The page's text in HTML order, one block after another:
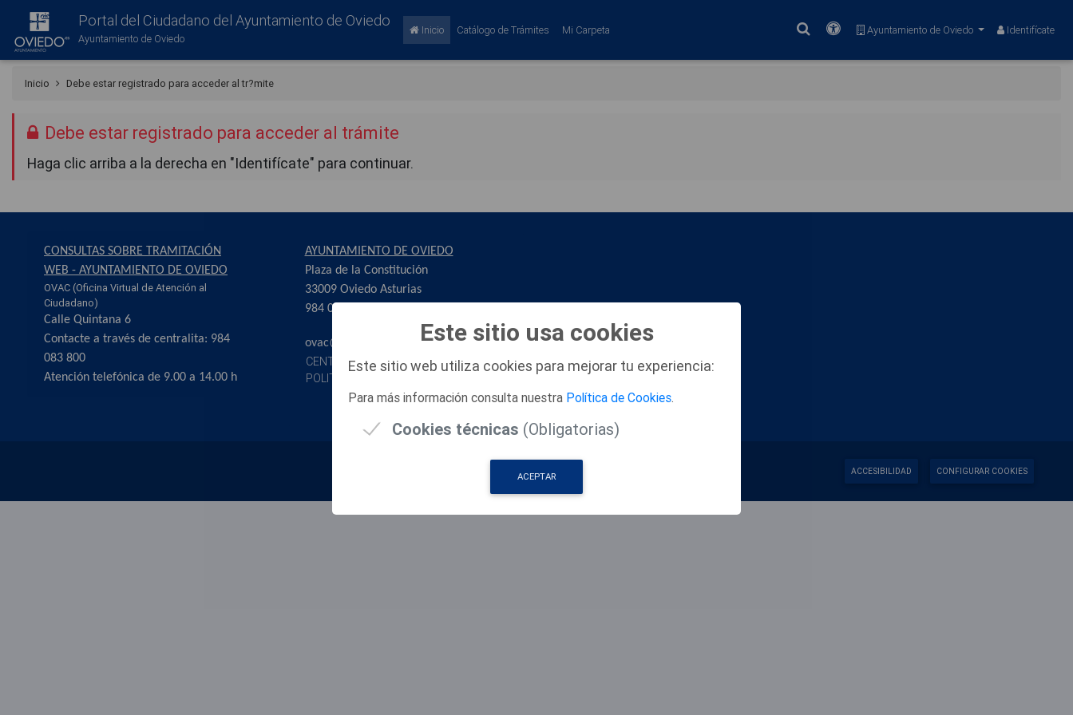
Portal del Ciudadano del Ayuntamiento de Oviedo
Ayuntamiento de Oviedo
Inicio Catálogo de Trámites Mi Carpeta BuscarAccesibilidad
Ayuntamiento de Oviedo Identifícate
Inicio Debe estar registrado para acceder al tr?mite
Debe estar registrado para acceder al trámite
Haga clic arriba a la derecha en "Identifícate" para continuar.
CONSULTAS SOBRE TRAMITACIÓN
WEB - AYUNTAMIENTO DE OVIEDO
OVAC (Oficina Virtual de Atención al
Ciudadano)
Calle Quintana 6
Contacte a través de centralita: 984
083 800
Atención telefónica de 9.00 a 14.00 h
AYUNTAMIENTO DE OVIEDO
Plaza de la Constitución
33009 Oviedo Asturias
984 083 800
ovac@oviedo.es
CENTRO PRIVACIDAD|
POLITICA PRIVACIDAD
© 2026 Ayuntamiento de Oviedo ACCESIBILIDAD CONFIGURAR COOKIES
Este sitio usa cookies
Este sitio web utiliza cookies para mejorar tu experiencia:
Para más información consulta nuestra Política de Cookies.
Cookies técnicas (Obligatorias)
ACEPTAR